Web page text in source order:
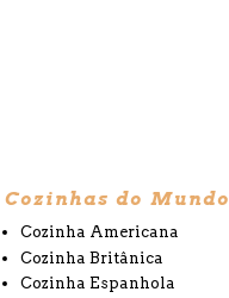
Cozinhas do Mundo
Cozinha Americana
Cozinha Britânica
Cozinha Espanhola